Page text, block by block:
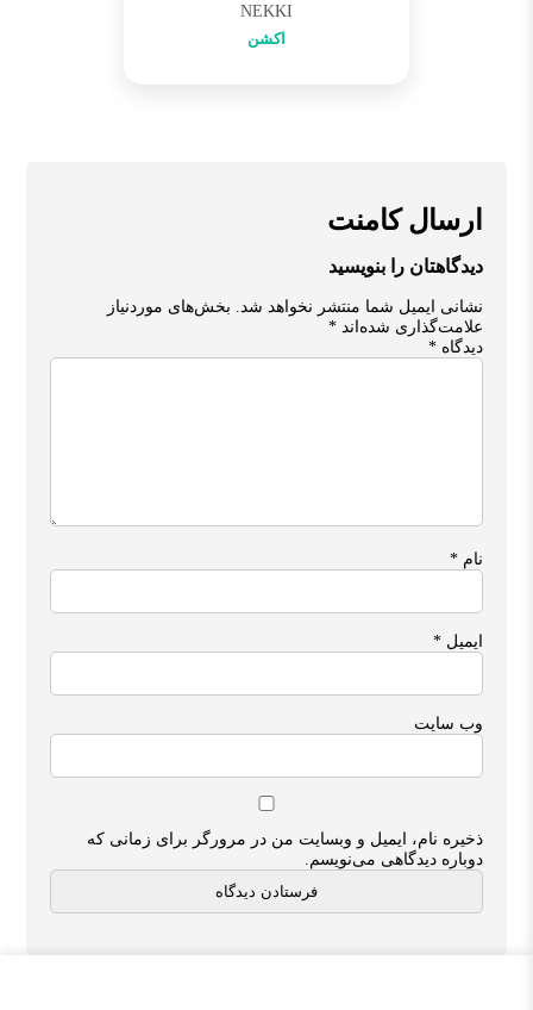
NEKKI
اکشن
ارسال کامنت
دیدگاهتان را بنویسید
نشانی ایمیل شما منتشر نخواهد شد. بخش‌های موردنیاز
علامت‌گذاری شده‌اند*
دیدگاه*
نام*
ایمیل*
وب‌ سایت
ذخیره نام، ایمیل و وبسایت من در مرورگر برای زمانی که
دوباره دیدگاهی می‌نویسم.